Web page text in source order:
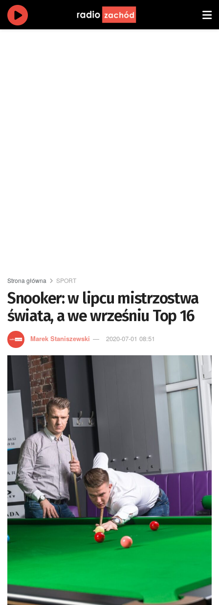
Strona główna SPORT
Snooker: w lipcu mistrzostwa
świata, a we wrześniu Top 16
Marek Staniszewski 2020-07-01 08:51